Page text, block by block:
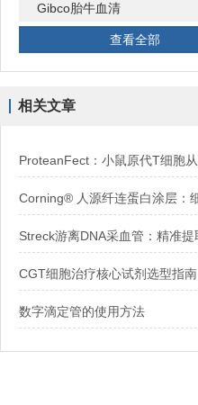
Gibco胎牛血清
查看全部
相关文章
CGT细胞治疗核心试剂选型指南
数字滴定管的使用方法